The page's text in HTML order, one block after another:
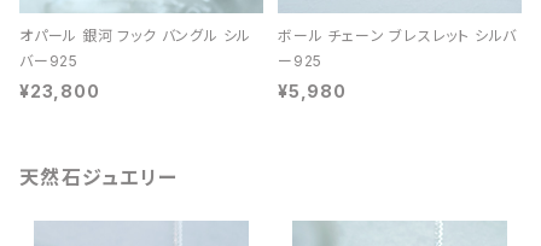
オパール 銀河 フック バングル シル
バー925
¥23,800
ボール チェーン ブレスレット シルバ
ー925
¥5,980
天然石ジュエリー